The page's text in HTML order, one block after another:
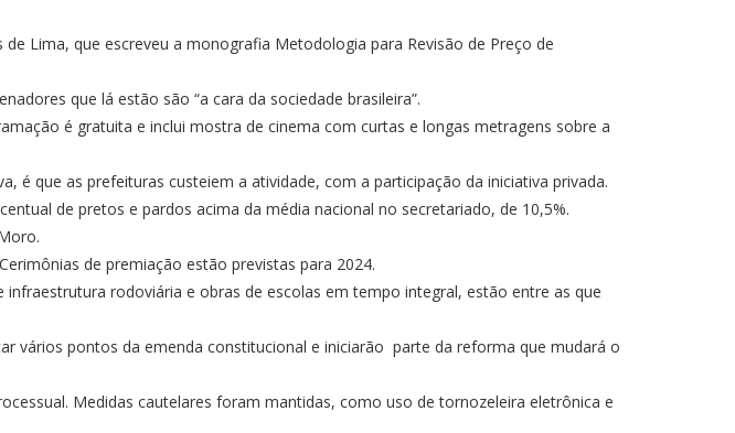
Lima, que escreveu a monografia Metodologia para Revisão de Preço de
que lá estão são “a cara da sociedade brasileira”.
é gratuita e inclui mostra de cinema com curtas e longas metragens sobre a
que as prefeituras custeiem a atividade, com a participação da iniciativa privada.
de pretos e pardos acima da média nacional no secretariado, de 10,5%.
de premiação estão previstas para 2024.
rodoviária e obras de escolas em tempo integral, estão entre as que
vários pontos da emenda constitucional e iniciarão parte da reforma que mudará o
Medidas cautelares foram mantidas, como uso de tornozeleira eletrônica e